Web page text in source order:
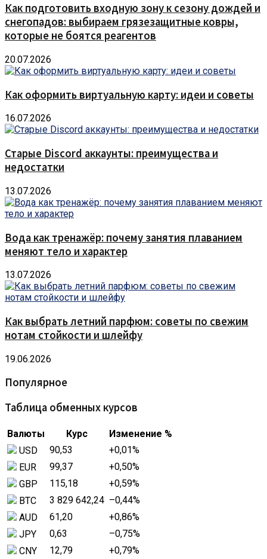
Как подготовить входную зону к сезону дождей и
снегопадов: выбираем грязезащитные ковры,
которые не боятся реагентов
20.07.2026
Как оформить виртуальную карту: идеи и советы
16.07.2026
Старые Discord аккаунты: преимущества и
недостатки
13.07.2026
Вода как тренажёр: почему занятия плаванием
меняют тело и характер
13.07.2026
Как выбрать летний парфюм: советы по свежим
нотам стойкости и шлейфу
19.06.2026
Популярное
Таблица обменных курсов
Валюты Курс
Изменение %
USD
90,53 +0,01%
EUR
99,37 +0,50%
GBP
115,18 +0,59%
BTC
3 829 642,24 –0,44%
AUD
61,20 +0,86%
JPY
0,63 –0,75%
CNY
12,79 +0,79%